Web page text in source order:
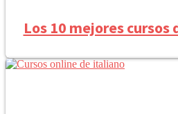
Los 10 mejores cursos